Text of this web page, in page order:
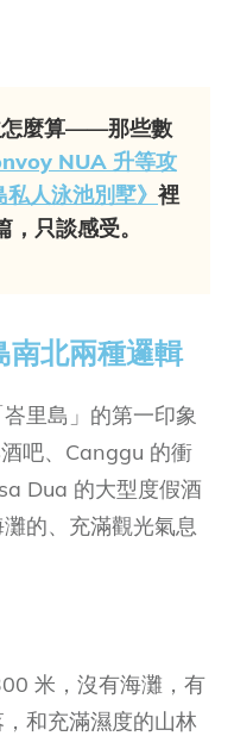
怎麼算——那些數
NUA 升等攻
人泳池別墅》 裡
只談感受。
南北兩種邏輯
里島」的第一印象
吧、Canggu 的衝
Dua 的大型度假酒
的、充滿觀光氣息
米，沒有海灘，有
和充滿濕度的山林